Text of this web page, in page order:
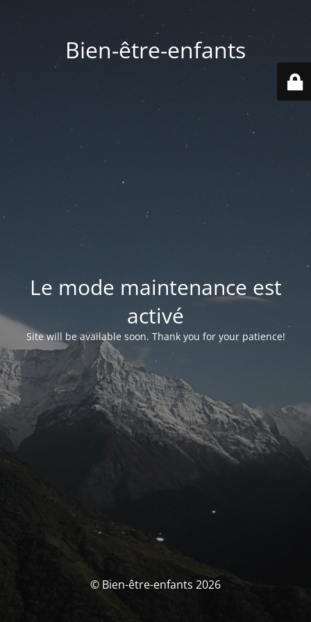
Bien-être-enfants
Le mode maintenance est
activé
Site will be available soon. Thank you for your patience!
© Bien-être-enfants 2026